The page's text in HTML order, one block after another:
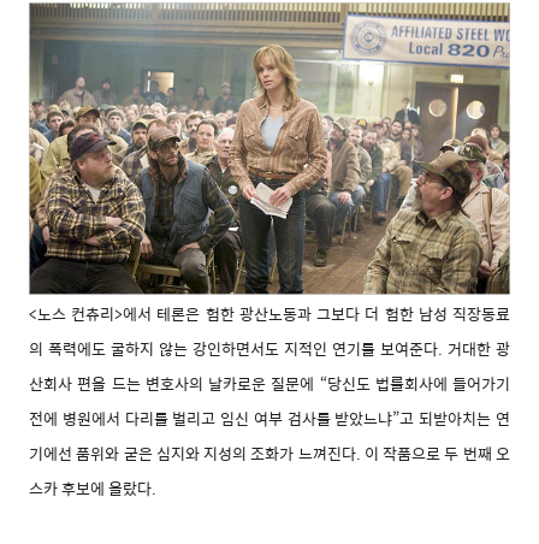
<노스 컨츄리>에서 테론은 험한 광산노동과 그보다 더 험한 남성 직장동료
의 폭력에도 굴하지 않는 강인하면서도 지적인 연기를 보여준다. 거대한 광
산회사 편을 드는 변호사의 날카로운 질문에 “당신도 법률회사에 들어가기
전에 병원에서 다리를 벌리고 임신 여부 검사를 받았느냐”고 되받아치는 연
기에선 품위와 굳은 심지와 지성의 조화가 느껴진다. 이 작품으로 두 번째 오
스카 후보에 올랐다.